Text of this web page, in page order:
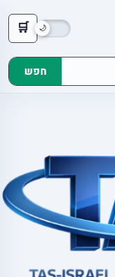
🛒
חפש